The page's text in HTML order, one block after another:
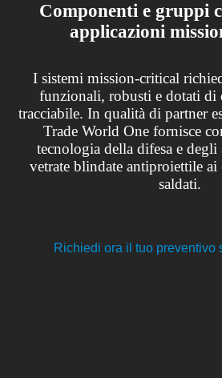
Componenti e gruppi
applicazioni
I sistemi mission-critical
funzionali, robusti e dotati di
tracciabile. In qualità di partner
Trade World One fornisce
tecnologia della difesa e
vetrate blindate antiproiettile ai
saldati.
Richiedi ora il tuo preventivo